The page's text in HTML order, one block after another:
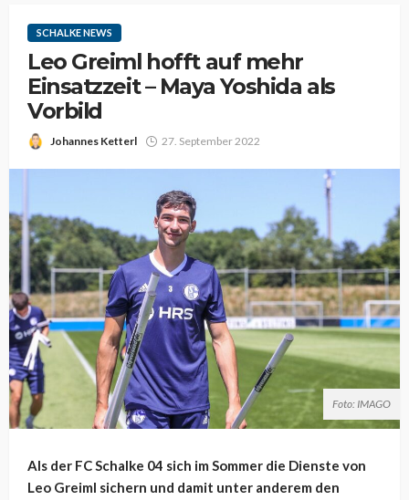
SCHALKE NEWS
Leo Greiml hofft auf mehr
Einsatzzeit – Maya Yoshida als
Vorbild
Johannes Ketterl 27. September 2022
Foto: IMAGO
Als der FC Schalke 04 sich im Sommer die Dienste von
Leo Greiml sichern und damit unter anderem den